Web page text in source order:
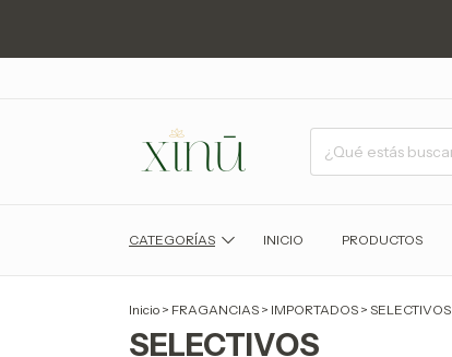
CATEGORÍAS INICIO PRODUCTOS
Inicio > FRAGANCIAS > IMPORTADOS > SELECTIVOS
SELECTIVOS